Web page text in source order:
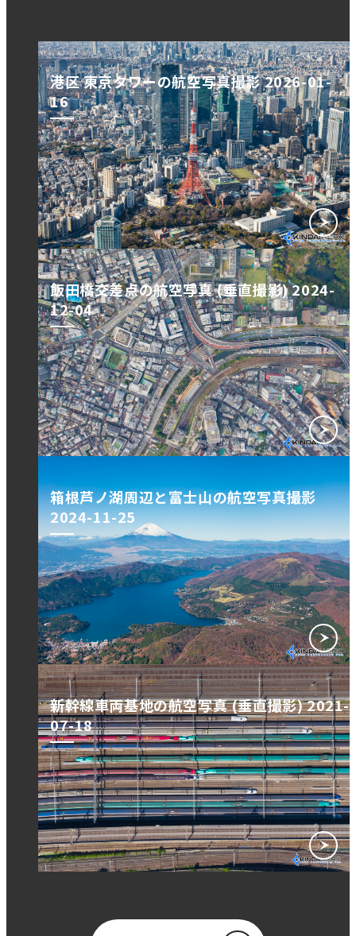
港区 東京タワーの航空写真撮影 2026-01-
16
飯田橋交差点の航空写真 (垂直撮影) 2024-
12-04
箱根芦ノ湖周辺と富士山の航空写真撮影
2024-11-25
新幹線車両基地の航空写真 (垂直撮影) 2021-
07-18